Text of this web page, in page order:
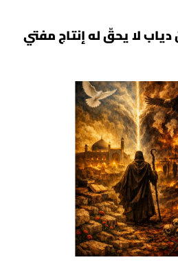
لا يحقّ له إنتاج مفتي